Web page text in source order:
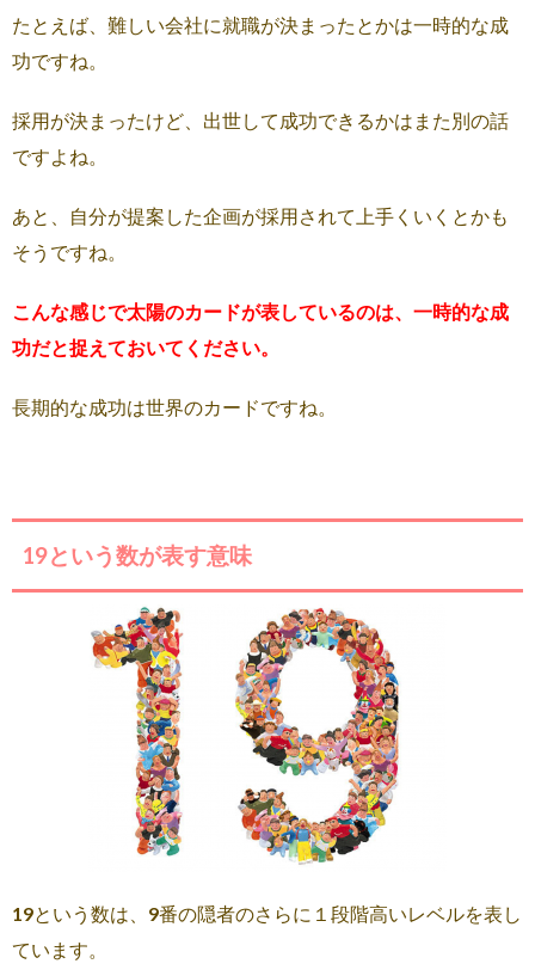
たとえば、難しい会社に就職が決まったとかは一時的な成
功ですね。
採用が決まったけど、出世して成功できるかはまた別の話
ですよね。
あと、自分が提案した企画が採用されて上手くいくとかも
そうですね。
こんな感じで太陽のカードが表しているのは、一時的な成
功だと捉えておいてください。
長期的な成功は世界のカードですね。
19という数が表す意味
19という数は、9番の隠者のさらに１段階高いレベルを表し
ています。